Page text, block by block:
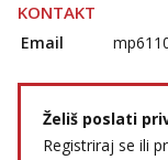
KONTAKT
Email
Želiš poslati
Registriraj se ili